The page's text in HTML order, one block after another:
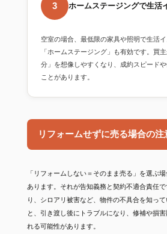
3 ホームステージングで生活
空室の場合、最低限の家具や照明で生活
「ホームステージング」も有効です。買
分」を想像しやすくなり、成約スピード
ことがあります。
リフォームせずに売る場合の注
「リフォームしない＝そのまま売る」を選ぶ
あります。それが告知義務と契約不適合責任
り、シロアリ被害など、物件の不具合を知っ
と、引き渡し後にトラブルになり、修補や損
れる可能性があります。